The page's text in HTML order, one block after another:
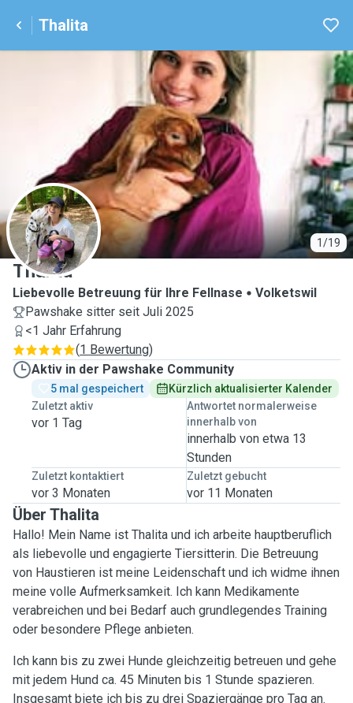
Thalita
1/19
T
Thalita
Liebevolle Betreuung für Ihre Fellnase
Volketswil
Pawshake sitter seit Juli 2025
<1 Jahr Erfahrung
(1 Bewertung)
Aktiv in der Pawshake Community
5 mal gespeichert
Kürzlich aktualisierter Kalender
Zuletzt aktiv
vor 1 Tag
Antwortet normalerweise
innerhalb von
innerhalb von etwa 13
Stunden
Zuletzt kontaktiert
vor 3 Monaten
Zuletzt gebucht
vor 11 Monaten
Über Thalita
Hallo! Mein Name ist Thalita und ich arbeite hauptberuflich
als liebevolle und engagierte Tiersitterin. Die Betreuung
von Haustieren ist meine Leidenschaft und ich widme ihnen
meine volle Aufmerksamkeit. Ich kann Medikamente
verabreichen und bei Bedarf auch grundlegendes Training
oder besondere Pflege anbieten.
Ich kann bis zu zwei Hunde gleichzeitig betreuen und gehe
mit jedem Hund ca. 45 Minuten bis 1 Stunde spazieren.
Insgesamt biete ich bis zu drei Spaziergänge pro Tag an.